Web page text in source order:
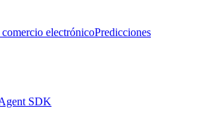
electrónicoPredicciones
SDK